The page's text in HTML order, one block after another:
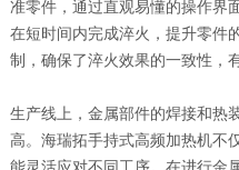
准零件，通过直观易懂的操作界
在短时间内完成淬火，提升零件
制，确保了淬火效果的一致性，
生产线上，金属部件的焊接和热
高。海瑞拓手持式高频加热机不